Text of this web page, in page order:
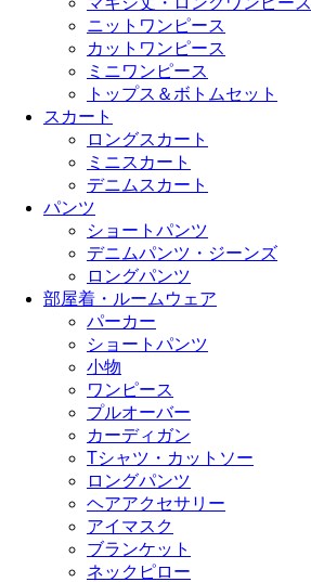
ニットワンピース
カットワンピース
ミニワンピース
トップス＆ボトムセット
スカート
ロングスカート
ミニスカート
デニムスカート
パンツ
ショートパンツ
デニムパンツ・ジーンズ
ロングパンツ
部屋着・ルームウェア
パーカー
ショートパンツ
小物
ワンピース
プルオーバー
カーディガン
Tシャツ・カットソー
ロングパンツ
ヘアアクセサリー
アイマスク
ブランケット
ネックピロー